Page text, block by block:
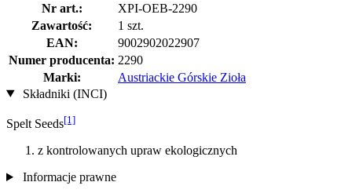
Nr art.:
XPI-OEB-2290
Zawartość:
1 szt.
EAN:
9002902022907
Numer producenta: 2290
Marki:
Austriackie Górskie Zioła
Składniki (INCI)
Spelt Seeds[1]
z kontrolowanych upraw ekologicznych
Informacje prawne